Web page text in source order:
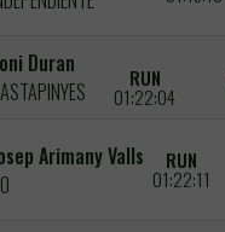
Duran
RUN
01:22:04
Arimany Valls
RUN
01:22:11